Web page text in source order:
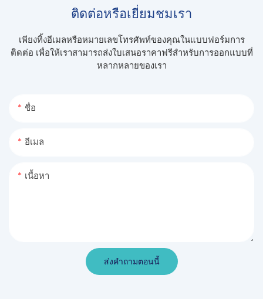
ติดต่อหรือเยี่ยมชมเรา
เพียงทิ้งอีเมลหรือหมายเลขโทรศัพท์ของคุณในแบบฟอร์มการ
ติดต่อ เพื่อให้เราสามารถส่งใบเสนอราคาฟรีสำหรับการออกแบบที่
หลากหลายของเรา
ชื่อ
อีเมล
เนื้อหา
ส่งคำถามตอนนี้